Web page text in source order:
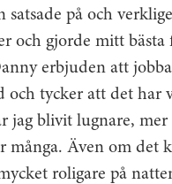
satsade på och
och gjorde mitt bästa
erbjuden att
och tycker att det
jag blivit lugnare, mer
Även om det
roligare på